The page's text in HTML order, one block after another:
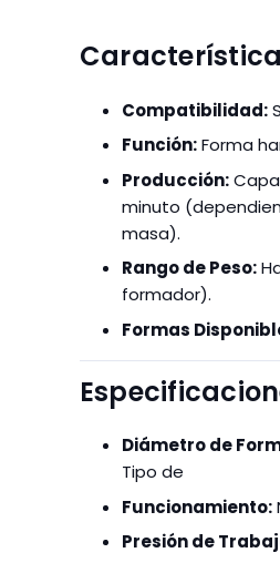
Compatibilidad:
Función:Forma
Producción:
minuto
masa).
Rango de Peso:
formador).
Formas
Diámetro de
Tipo de
Funcionamiento:
Presión de